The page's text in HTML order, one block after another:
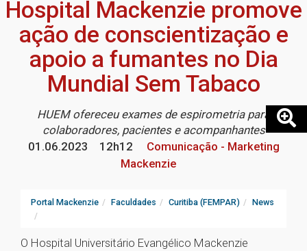
Hospital Mackenzie promove
ação de conscientização e
apoio a fumantes no Dia
Mundial Sem Tabaco
HUEM ofereceu exames de espirometria para
colaboradores, pacientes e acompanhantes
01.06.2023
12h12
Comunicação - Marketing
Mackenzie
Portal Mackenzie Faculdades Curitiba (FEMPAR) News
O Hospital Universitário Evangélico Mackenzie